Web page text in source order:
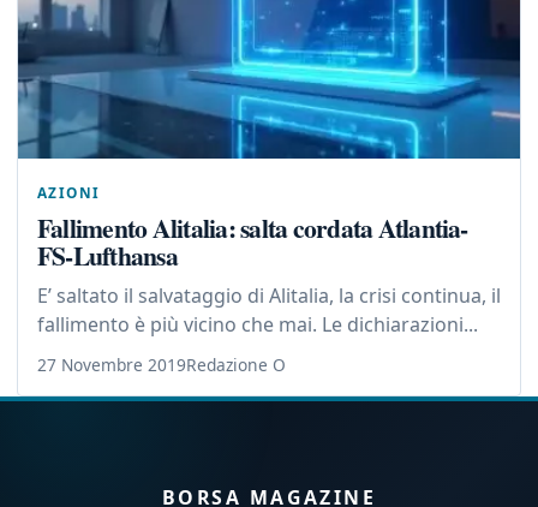
AZIONI
Fallimento Alitalia: salta cordata Atlantia-
FS-Lufthansa
E’ saltato il salvataggio di Alitalia, la crisi continua, il
fallimento è più vicino che mai. Le dichiarazioni...
27 Novembre 2019Redazione O
BORSA MAGAZINE